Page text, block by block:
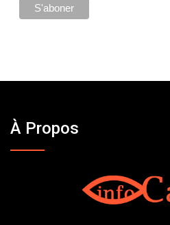
À Propos